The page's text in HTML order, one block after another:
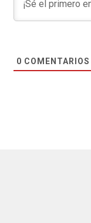
0 COMENTARIOS